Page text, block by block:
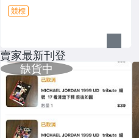
競標
賣家最新刊登